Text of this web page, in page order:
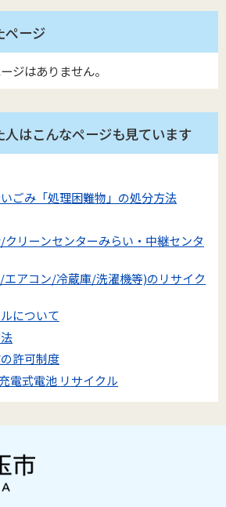
ページ
ジはありません。
人はこんなページも見ています
ごみ「処理困難物」の処分方法
リーンセンターみらい・中継センタ
アコン/冷蔵庫/洗濯機等)のリサイク
について
許可制度
電式電池 リサイクル